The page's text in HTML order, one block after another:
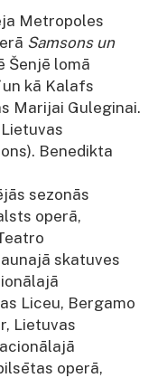
Metropoles
Samsons un
Šenjē lomā
un kā Kalafs
Marijai Guleginai.
Benedikta
sezonās
operā,
skatuves
Liceu, Bergamo
Lietuvas
operā,